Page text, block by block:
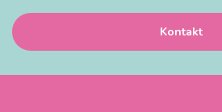
Kontakt